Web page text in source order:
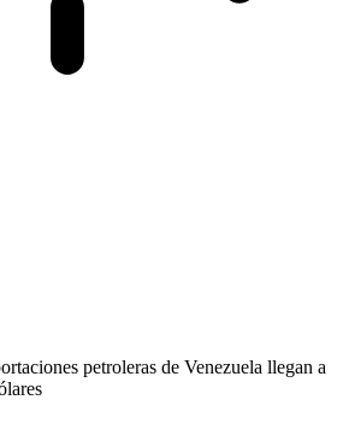
petroleras de Venezuela llegan a